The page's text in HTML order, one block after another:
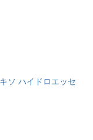
ソ ハイドロエッセ